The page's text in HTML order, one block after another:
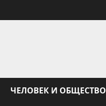
ЧЕЛОВЕК И ОБЩЕСТВО